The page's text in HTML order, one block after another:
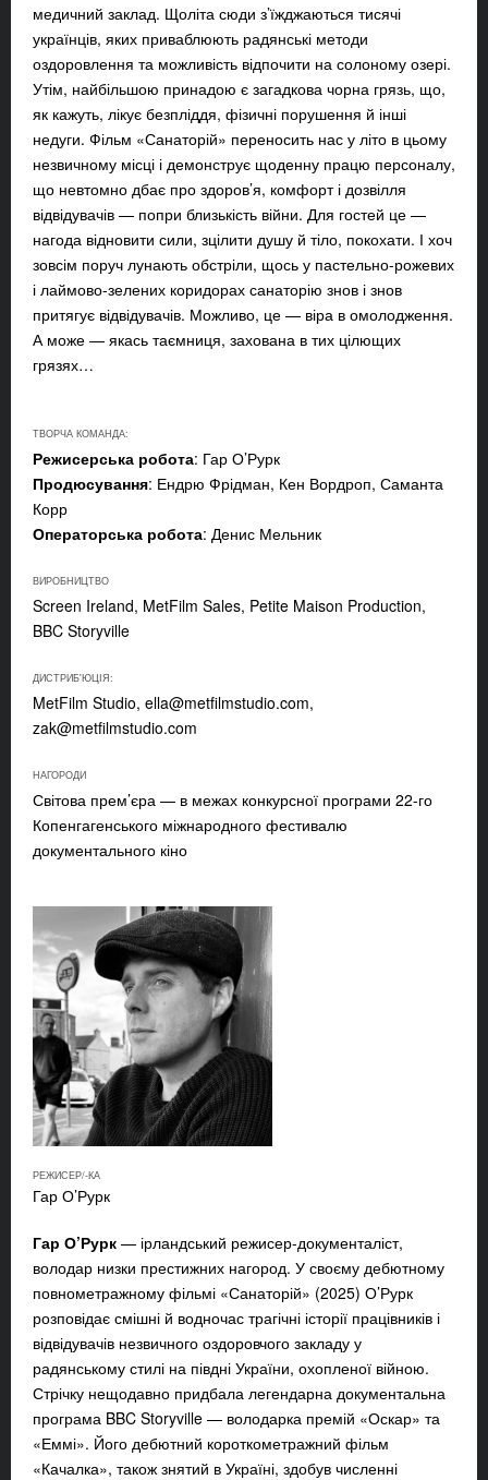
медичний заклад. Щоліта сюди з’їжджаються тисячі
українців, яких приваблюють радянські методи
оздоровлення та можливість відпочити на солоному озері.
Утім, найбільшою принадою є загадкова чорна грязь, що,
як кажуть, лікує безпліддя, фізичні порушення й інші
недуги. Фільм «Санаторій» переносить нас у літо в цьому
незвичному місці і демонструє щоденну працю персоналу,
що невтомно дбає про здоров’я, комфорт і дозвілля
відвідувачів — попри близькість війни. Для гостей це —
нагода відновити сили, зцілити душу й тіло, покохати. І хоч
зовсім поруч лунають обстріли, щось у пастельно-рожевих
і лаймово-зелених коридорах санаторію знов і знов
притягує відвідувачів. Можливо, це — віра в омолодження.
А може — якась таємниця, захована в тих цілющих
грязях…
ТВОРЧА КОМАНДА:
Режисерська робота: Гар О’Рурк
Продюсування: Ендрю Фрідман, Кен Вордроп, Саманта
Корр
Операторська робота: Денис Мельник
ВИРОБНИЦТВО
Screen Ireland, MetFilm Sales, Petite Maison Production,
BBC Storyville
ДИСТРИБ'ЮЦІЯ:
MetFilm Studio, ella@metfilmstudio.com,
zak@metfilmstudio.com
НАГОРОДИ
Світова прем’єра — в межах конкурсної програми 22-го
Копенгагенського міжнародного фестивалю
документального кіно
РЕЖИСЕР/-КА
Гар О’Рурк
Гар О’Рурк — ірландський режисер-документаліст,
володар низки престижних нагород. У своєму дебютному
повнометражному фільмі «Санаторій» (2025) О’Рурк
розповідає смішні й водночас трагічні історії працівників і
відвідувачів незвичного оздоровчого закладу у
радянському стилі на півдні України, охопленої війною.
Стрічку нещодавно придбала легендарна документальна
програма BBC Storyville — володарка премій «Оскар» та
«Еммі». Його дебютний короткометражний фільм
«Качалка», також знятий в Україні, здобув численні